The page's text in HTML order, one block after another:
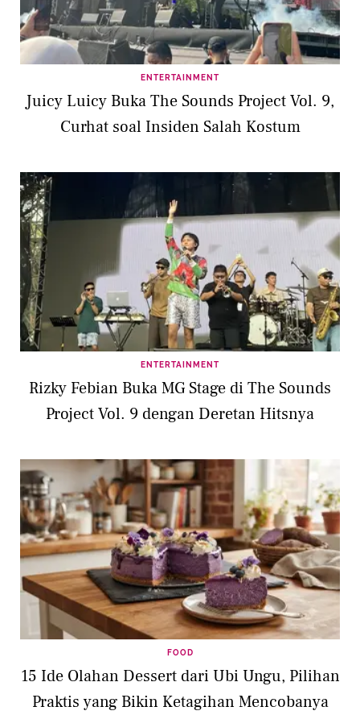
ENTERTAINMENT
Juicy Luicy Buka The Sounds Project Vol. 9,
Curhat soal Insiden Salah Kostum
ENTERTAINMENT
Rizky Febian Buka MG Stage di The Sounds
Project Vol. 9 dengan Deretan Hitsnya
FOOD
15 Ide Olahan Dessert dari Ubi Ungu, Pilihan
Praktis yang Bikin Ketagihan Mencobanya